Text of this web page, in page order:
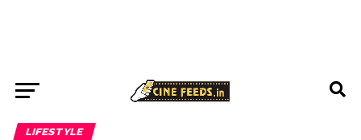
LIFESTYLE